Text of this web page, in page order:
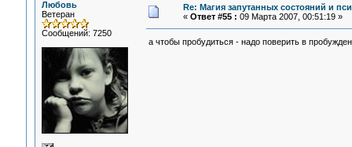
Любовь
Ветеран
Сообщений: 7250
Re: Магия запутанных состояний и
« Ответ #55 : 09 Марта 2007, 00:51:19 »
а чтобы пробудиться - надо поверить в